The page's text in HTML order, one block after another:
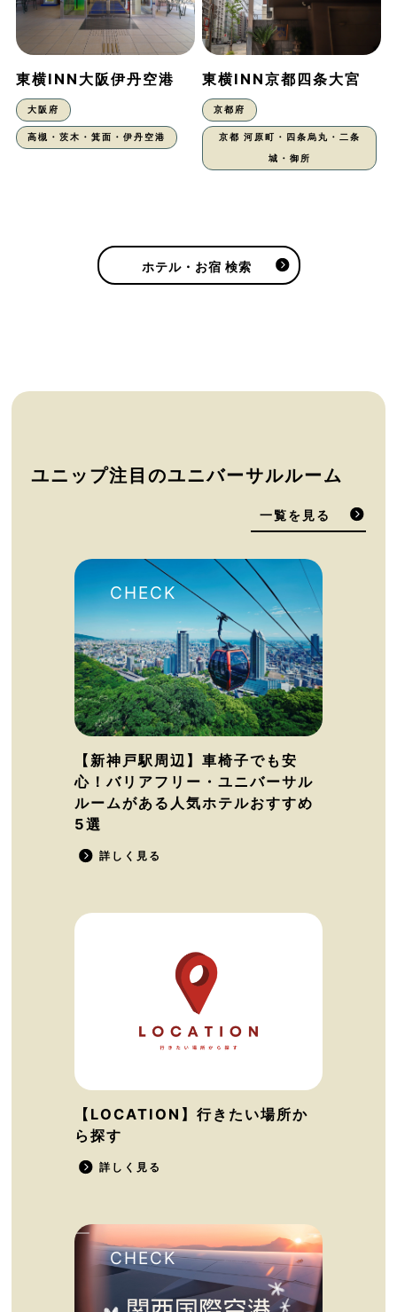
東横INN大阪伊丹空港
大阪府
高槻・茨木・箕面・伊丹空港
東横INN京都四条大宮
京都府
京都 河原町・四条烏丸・二条
城・御所
ホテル・お宿 検索
ユニップ注目のユニバーサルルーム
一覧を見る
【新神戸駅周辺】車椅子でも安
心！バリアフリー・ユニバーサル
ルームがある人気ホテルおすすめ
5選
詳しく見る
【LOCATION】行きたい場所か
ら探す
詳しく見る